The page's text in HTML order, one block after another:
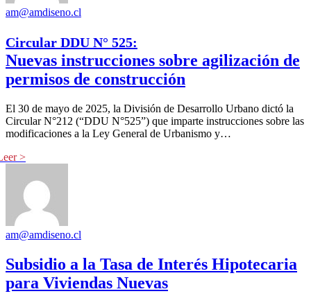
am@amdiseno.cl
Circular DDU N° 525:
Nuevas instrucciones sobre agilización de
permisos de construcción
El 30 de mayo de 2025, la División de Desarrollo Urbano dictó la
Circular N°212 (“DDU N°525”) que imparte instrucciones sobre las
modificaciones a la Ley General de Urbanismo y…
am@amdiseno.cl
Subsidio a la Tasa de Interés Hipotecaria
para Viviendas Nuevas